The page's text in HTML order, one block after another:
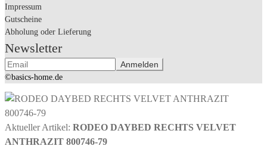
Impressum
Gutscheine
Abholung oder Lieferung
Newsletter
©basics-home.de
Aktueller Artikel: RODEO DAYBED RECHTS VELVET
ANTHRAZIT 800746-79